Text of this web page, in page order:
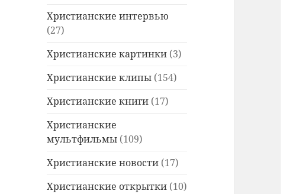
Христианские интервью
(27)
Христианские картинки (3)
Христианские клипы (154)
Христианские книги (17)
Христианские
мультфильмы (109)
Христианские новости (17)
Христианские открытки (10)